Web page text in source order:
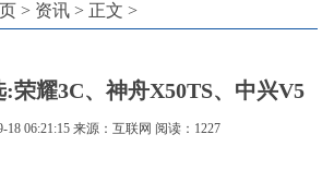
> 资讯 > 正文 >
荣耀3C、神舟X50TS、中兴V5
18 06:21:15 来源：互联网 阅读：1227